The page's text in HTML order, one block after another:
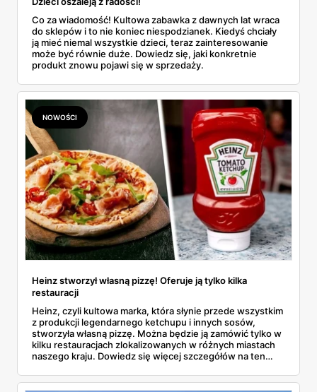
Co za wiadomość! Kultowa zabawka z dawnych lat wraca
do sklepów i to nie koniec niespodzianek. Kiedyś chciały
ją mieć niemal wszystkie dzieci, teraz zainteresowanie
może być równie duże. Dowiedz się, jaki konkretnie
produkt znowu pojawi się w sprzedaży.
NOWOŚCI
Heinz stworzył własną pizzę! Oferuje ją tylko kilka
restauracji
Heinz, czyli kultowa marka, która słynie przede wszystkim
z produkcji legendarnego ketchupu i innych sosów,
stworzyła własną pizzę. Można będzie ją zamówić tylko w
kilku restauracjach zlokalizowanych w różnych miastach
naszego kraju. Dowiedz się więcej szczegółów na ten